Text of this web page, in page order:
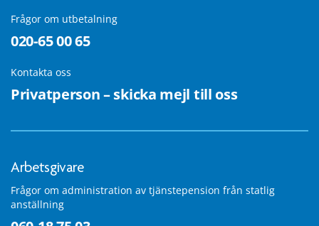
Frågor om utbetalning
020-65 00 65
Kontakta oss
Privatperson – skicka mejl till oss
Arbetsgivare
Frågor om administration av tjänstepension från statlig
anställning